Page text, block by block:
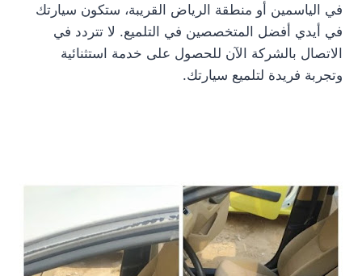
في الياسمين أو منطقة الرياض القريبة، ستكون سيارتك
في أيدي أفضل المتخصصين في التلميع. لا تتردد في
الاتصال بالشركة الآن للحصول على خدمة استثنائية
وتجربة فريدة لتلميع سيارتك.